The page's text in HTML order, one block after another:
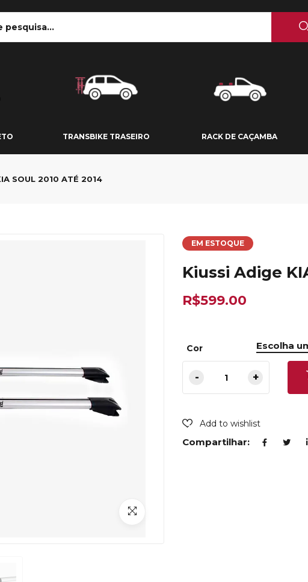
TRANSBIKE TRASEIRO RACK DE CAÇAMBA
DE TETO
SOUL 2010 ATÉ 2014
EM ESTOQUE
Kiussi Adige
R$599.00
Cor
Add to wishlist
Compartilhar: